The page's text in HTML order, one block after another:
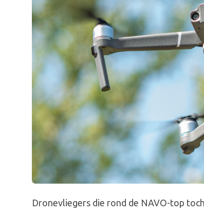
Dronevliegers die rond de NAVO-top